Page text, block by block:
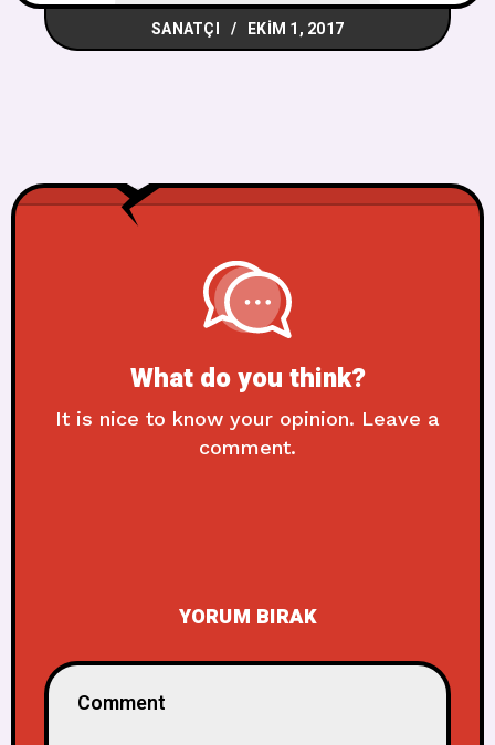
SANATÇI EKIM 1, 2017
What do you think?
It is nice to know your opinion. Leave a
comment.
YORUM BIRAK